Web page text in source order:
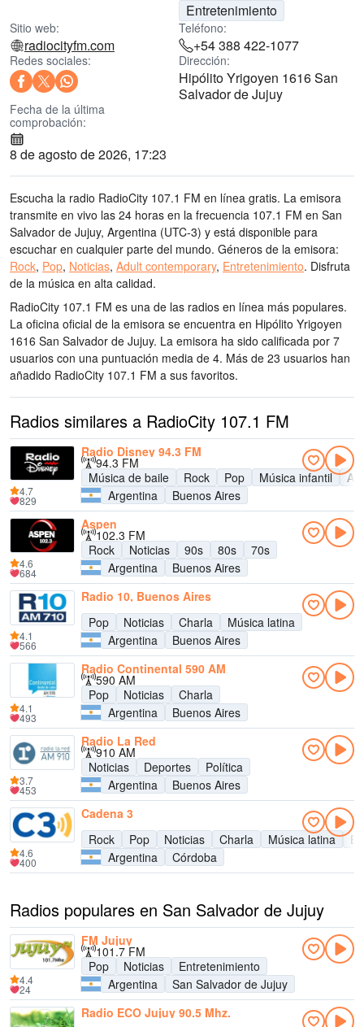
Entretenimiento
Sitio web:
radiocityfm.com
Teléfono:
+54 388 422-1077
Redes sociales: Dirección:
Hipólito Yrigoyen 1616 San
Salvador de Jujuy
Fecha de la última
comprobación:
8 de agosto de 2026, 17:23
Escucha la radio RadioCity 107.1 FM en línea gratis. La emisora
transmite en vivo las 24 horas en la frecuencia 107.1 FM en San
Salvador de Jujuy, Argentina (UTC-3) y está disponible para
escuchar en cualquier parte del mundo. Géneros de la emisora:
Rock, Pop, Noticias, Adult contemporary, Entretenimiento. Disfruta
de la música en alta calidad.
RadioCity 107.1 FM es una de las radios en línea más populares.
La oficina oficial de la emisora se encuentra en Hipólito Yrigoyen
1616 San Salvador de Jujuy. La emisora ha sido calificada por 7
usuarios con una puntuación media de 4. Más de 23 usuarios han
añadido RadioCity 107.1 FM a sus favoritos.
Radios similares a RadioCity 107.1 FM
Radio Disney 94.3 FM
94.3 FM
Música de baile
Rock Pop Música infantil
Argentina
Buenos Aires
4.7
829
Aspen
102.3 FM
Rock
Noticias 90s 80s
70s
Argentina
Buenos Aires
4.6
684
Radio 10, Buenos Aires
Pop
Noticias Charla
Música latina
Argentina
Buenos Aires
4.1
566
Radio Continental 590 AM
590 AM
Pop
Noticias
Charla
Argentina
Buenos Aires
4.1
493
Radio La Red
910 AM
Noticias
Deportes
Política
Argentina
Buenos Aires
3.7
453
Cadena 3
Rock
Pop Noticias Charla Música latina
Argentina
Córdoba
4.6
400
Radios populares en San Salvador de Jujuy
FM Jujuy
101.7 FM
Pop
Noticias
Entretenimiento
Argentina
San Salvador de Jujuy
4.4
24
Radio ECO Jujuy 90.5 Mhz.